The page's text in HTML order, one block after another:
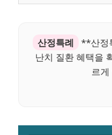
산정특례
**산정
난치 질환 혜택을
르